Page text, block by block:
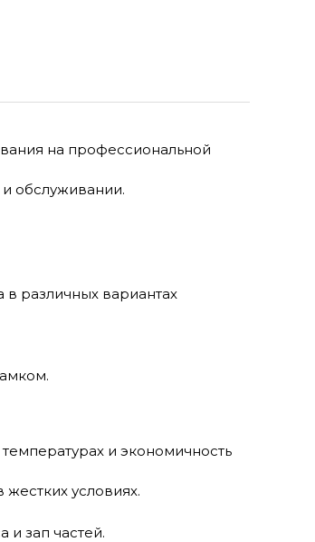
на профессиональной
обслуживании.
различных вариантах
и экономичность
условиях.
и зап частей.